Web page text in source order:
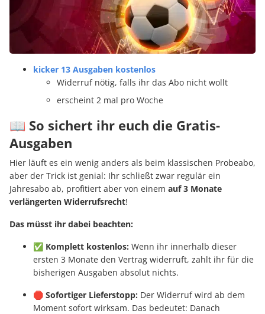
kicker 13 Ausgaben kostenlos
Widerruf nötig, falls ihr das Abo nicht wollt
erscheint 2 mal pro Woche
📖 So sichert ihr euch die Gratis-
Ausgaben
Hier läuft es ein wenig anders als beim klassischen Probeabo,
aber der Trick ist genial: Ihr schließt zwar regulär ein
Jahresabo ab, profitiert aber von einem auf 3 Monate
verlängerten Widerrufsrecht!
Das müsst ihr dabei beachten:
✅ Komplett kostenlos: Wenn ihr innerhalb dieser
ersten 3 Monate den Vertrag widerruft, zahlt ihr für die
bisherigen Ausgaben absolut nichts.
🛑 Sofortiger Lieferstopp: Der Widerruf wird ab dem
Moment sofort wirksam. Das bedeutet: Danach